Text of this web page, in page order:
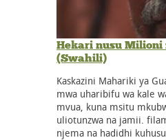
Hekari nusu
(Swahili)
Kaskazini Mahariki ya
mwa uharibifu wa kale
mvua, kuna msitu
uliotunzwa na jamii.
njema na hadidhi